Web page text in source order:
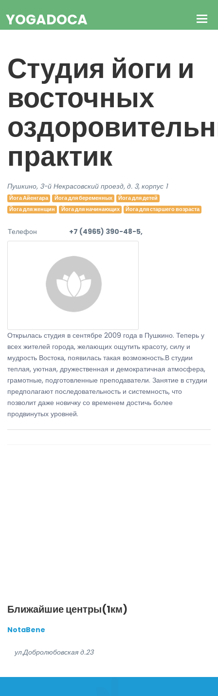
YOGADOCA
Студия йоги и
восточных
практик
Пушкино, 3-й Некрасовский проезд, д. 3, корпус 1
Йога Айенгара Йога для беременных
Йога для детей
Йога для женщин
Йога для начинающих Йога для старшего возраста
Телефон +7 (4965) 390-48-5,
Открылась студия в сентябре 2009 года в Пушкино. Теперь у
всех жителей города, желающих ощутить красоту, силу и
мудрость Востока, появилась такая возможность.В студии
теплая, уютная, дружественная и демократичная атмосфера,
грамотные, подготовленные преподаватели. Занятие в студии
предполагают последовательность и системность, что
позволит даже новичку со временем достичь более
продвинутых уровней.
Ближайшие центры(1км)
NotaBene
ул.Добролюбовская д.23